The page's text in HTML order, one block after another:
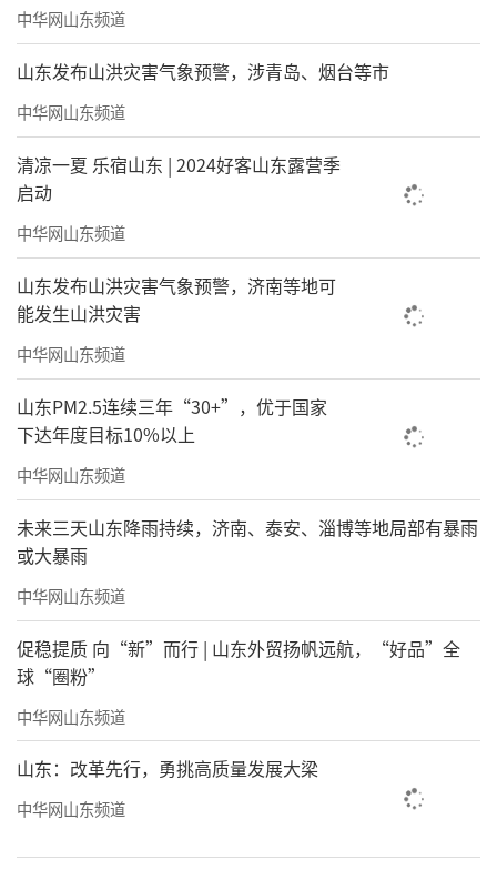
中华网山东频道
山东发布山洪灾害气象预警，涉青岛、烟台等市
中华网山东频道
清凉一夏 乐宿山东 | 2024好客山东露营季
启动
中华网山东频道
山东发布山洪灾害气象预警，济南等地可
能发生山洪灾害
中华网山东频道
山东PM2.5连续三年“30+”，优于国家
下达年度目标10%以上
中华网山东频道
未来三天山东降雨持续，济南、泰安、淄博等地局部有暴雨
或大暴雨
中华网山东频道
促稳提质 向“新”而行 | 山东外贸扬帆远航，“好品”全
球“圈粉”
中华网山东频道
山东：改革先行，勇挑高质量发展大梁
中华网山东频道